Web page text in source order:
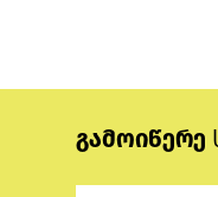
გამოიწერე